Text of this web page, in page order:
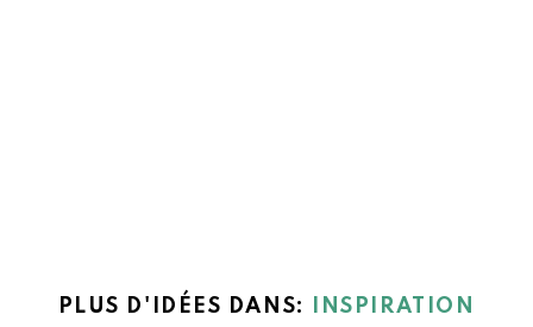
PLUS D'IDÉES DANS: INSPIRATION